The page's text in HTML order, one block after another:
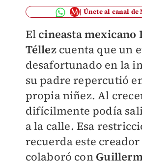
Únete al canal de
El cineasta mexicano
Téllez cuenta que un
desafortunado en la
su padre repercutió
propia niñez. Al
difícilmente podía
a la calle. Esa
recuerda este creador
colaboró con